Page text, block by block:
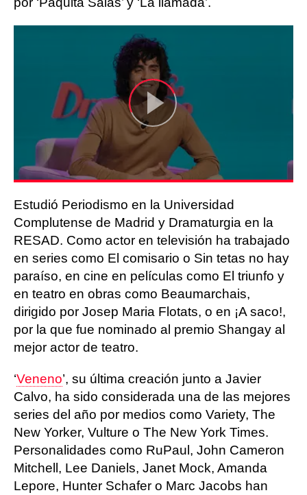
Estudió Periodismo en la Universidad
Complutense de Madrid y Dramaturgia en la
RESAD. Como actor en televisión ha trabajado
en series como El comisario o Sin tetas no hay
paraíso, en cine en películas como El triunfo y
en teatro en obras como Beaumarchais,
dirigido por Josep Maria Flotats, o en ¡A saco!,
por la que fue nominado al premio Shangay al
mejor actor de teatro.
‘Veneno’, su última creación junto a Javier
Calvo, ha sido considerada una de las mejores
series del año por medios como Variety, The
New Yorker, Vulture o The New York Times.
Personalidades como RuPaul, John Cameron
Mitchell, Lee Daniels, Janet Mock, Amanda
Lepore, Hunter Schafer o Marc Jacobs han